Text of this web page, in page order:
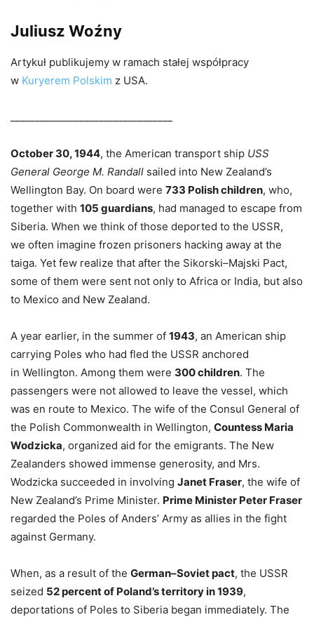
Juliusz Woźny
Artykuł publikujemy w ramach stałej współpracy
w Kuryerem Polskim z USA.
October 30, 1944, the American transport ship USS
General George M. Randall sailed into New Zealand’s
Wellington Bay. On board were 733 Polish children, who,
together with 105 guardians, had managed to escape from
Siberia. When we think of those deported to the USSR,
we often imagine frozen prisoners hacking away at the
taiga. Yet few realize that after the Sikorski–Majski Pact,
some of them were sent not only to Africa or India, but also
to Mexico and New Zealand.
A year earlier, in the summer of 1943, an American ship
carrying Poles who had fled the USSR anchored
in Wellington. Among them were 300 children. The
passengers were not allowed to leave the vessel, which
was en route to Mexico. The wife of the Consul General of
the Polish Commonwealth in Wellington, Countess Maria
Wodzicka, organized aid for the emigrants. The New
Zealanders showed immense generosity, and Mrs.
Wodzicka succeeded in involving Janet Fraser, the wife of
New Zealand’s Prime Minister. Prime Minister Peter Fraser
regarded the Poles of Anders’ Army as allies in the fight
against Germany.
When, as a result of the German–Soviet pact, the USSR
seized 52 percent of Poland’s territory in 1939,
deportations of Poles to Siberia began immediately. The